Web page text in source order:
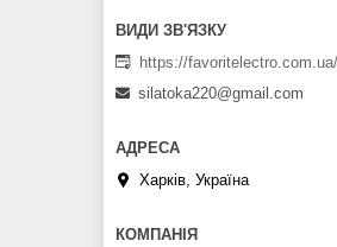
https://favoritelectro.com.ua/
silatoka220@gmail.com
Харків, Україна